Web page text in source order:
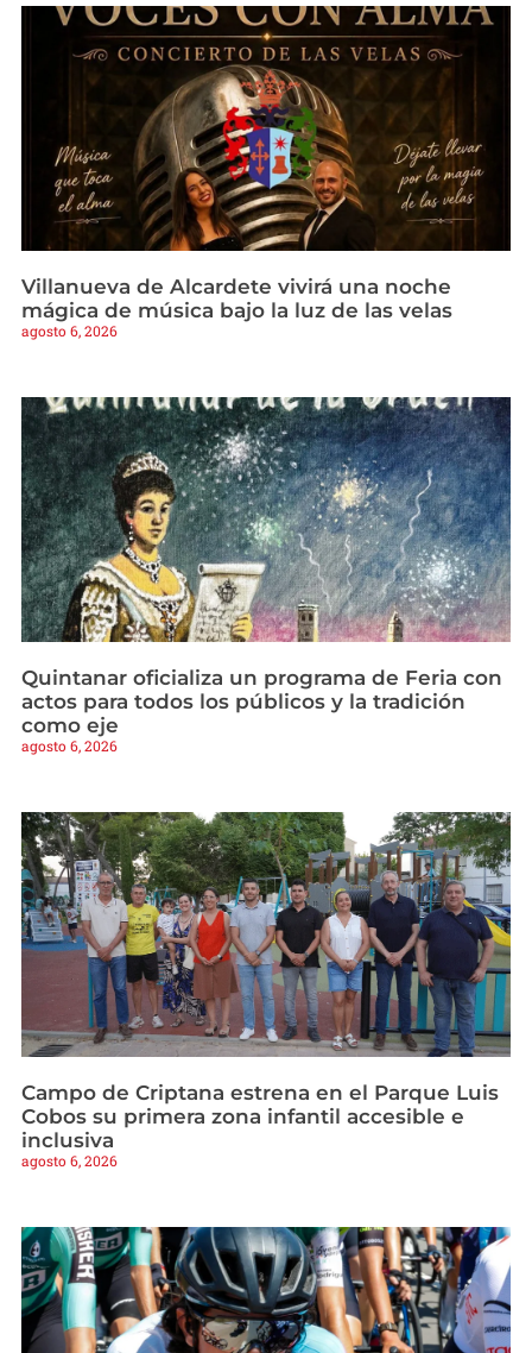
Villanueva de Alcardete vivirá una noche
mágica de música bajo la luz de las velas
agosto 6, 2026
Quintanar oficializa un programa de Feria con
actos para todos los públicos y la tradición
como eje
agosto 6, 2026
Campo de Criptana estrena en el Parque Luis
Cobos su primera zona infantil accesible e
inclusiva
agosto 6, 2026